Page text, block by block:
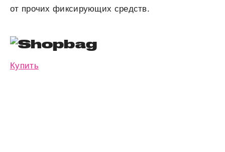
от прочих фиксирующих средств.
Купить